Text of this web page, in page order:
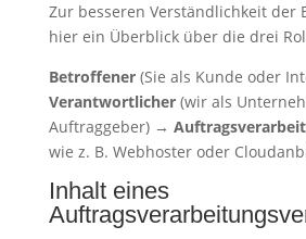
Zur besseren Verständlichkeit der
hier ein Überblick über die drei
Betroffener(Sie als Kunde oder
Verantwortlicher(wir als
Auftraggeber) →
wie z. B. Webhoster oder
Inhalt eines